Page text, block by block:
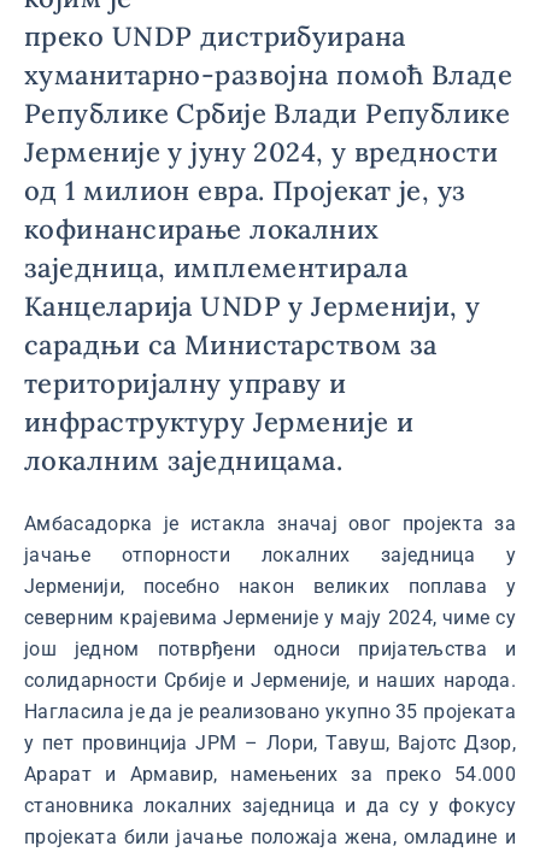
преко UNDP дистрибуирана
хуманитарно-развојна помоћ Владе
Републике Србије Влади Републике
Јерменије у јуну 2024, у вредности
од 1 милион евра. Пројекат је, уз
кофинансирање локалних
заједница, имплементирала
Канцеларија UNDP у Јерменији, у
сарадњи са Министарством за
територијалну управу и
инфраструктуру Јерменије и
локалним заједницама.
Амбасадорка је истакла значај овог пројекта за
јачање отпорности локалних заједница у
Јерменији, посебно након великих поплава у
северним крајевима Јерменије у мају 2024, чиме су
још једном потврђени односи пријатељства и
солидарности Србије и Јерменије, и наших народа.
Нагласила је да је реализовано укупно 35 пројеката
у пет провинција ЈРМ – Лори, Тавуш, Вајотс Дзор,
Арарат и Армавир, намењених за преко 54.000
становника локалних заједница и да су у фокусу
пројеката били јачање положаја жена, омладине и